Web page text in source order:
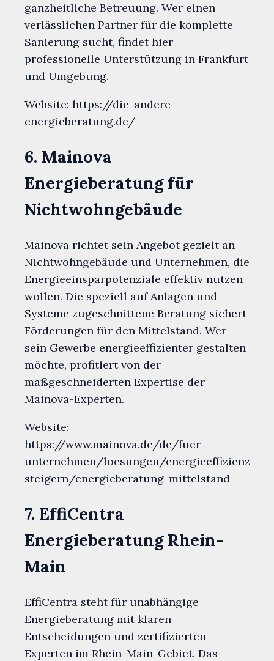
ganzheitliche Betreuung. Wer einen
verlässlichen Partner für die komplette
Sanierung sucht, findet hier
professionelle Unterstützung in Frankfurt
und Umgebung.
Website: https://die-andere-
energieberatung.de/
6. Mainova
Energieberatung für
Nichtwohngebäude
Mainova richtet sein Angebot gezielt an
Nichtwohngebäude und Unternehmen, die
Energieeinsparpotenziale effektiv nutzen
wollen. Die speziell auf Anlagen und
Systeme zugeschnittene Beratung sichert
Förderungen für den Mittelstand. Wer
sein Gewerbe energieeffizienter gestalten
möchte, profitiert von der
maßgeschneiderten Expertise der
Mainova-Experten.
Website:
https://www.mainova.de/de/fuer-
unternehmen/loesungen/energieeffizienz-
steigern/energieberatung-mittelstand
7. EffiCentra
Energieberatung Rhein-
Main
EffiCentra steht für unabhängige
Energieberatung mit klaren
Entscheidungen und zertifizierten
Experten im Rhein-Main-Gebiet. Das